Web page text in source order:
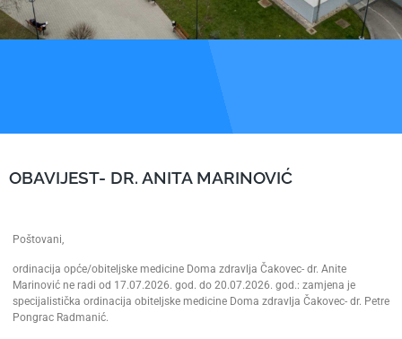
OBAVIJEST- DR. ANITA MARINOVIĆ
Poštovani,
ordinacija opće/obiteljske medicine Doma zdravlja Čakovec- dr. Anite
Marinović ne radi od 17.07.2026. god. do 20.07.2026. god.: zamjena je
specijalistička ordinacija obiteljske medicine Doma zdravlja Čakovec- dr. Petre
Pongrac Radmanić.